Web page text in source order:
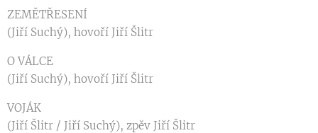
ZEMĚTŘESENÍ
(Jiří Suchý), hovoří Jiří Šlitr
O VÁLCE
(Jiří Suchý), hovoří Jiří Šlitr
VOJÁK
(Jiří Šlitr / Jiří Suchý), zpěv Jiří Šlitr